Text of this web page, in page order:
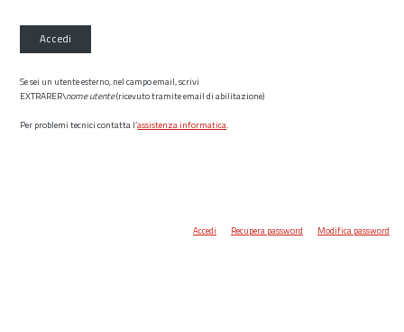
Accedi
Se sei un utente esterno, nel campo email, scrivi
EXTRARER\nome utente(ricevuto tramite email di abilitazione)
Per problemi tecnici contatta l’assistenza informatica.
Accedi Recupera password Modifica password